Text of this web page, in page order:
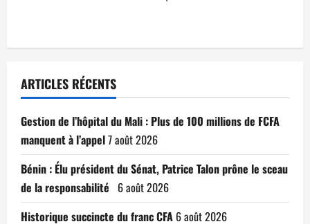
ARTICLES RÉCENTS
Gestion de l’hôpital du Mali : Plus de 100 millions de FCFA
manquent à l’appel7 août 2026
Bénin : Élu président du Sénat, Patrice Talon prône le sceau
de la responsabilité 6 août 2026
Historique succincte du franc CFA 6 août 2026